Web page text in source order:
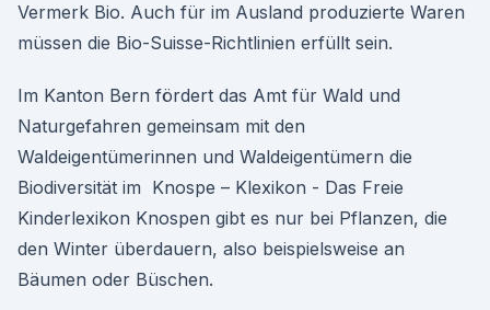
Vermerk Bio. Auch für im Ausland produzierte Waren
müssen die Bio-Suisse-Richtlinien erfüllt sein.
Im Kanton Bern fördert das Amt für Wald und
Naturgefahren gemeinsam mit den
Waldeigentümerinnen und Waldeigentümern die
Biodiversität im Knospe – Klexikon - Das Freie
Kinderlexikon Knospen gibt es nur bei Pflanzen, die
den Winter überdauern, also beispielsweise an
Bäumen oder Büschen.